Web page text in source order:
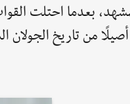
عام 1967 أنهت هذا المشهد،
من تاريخ الجولان